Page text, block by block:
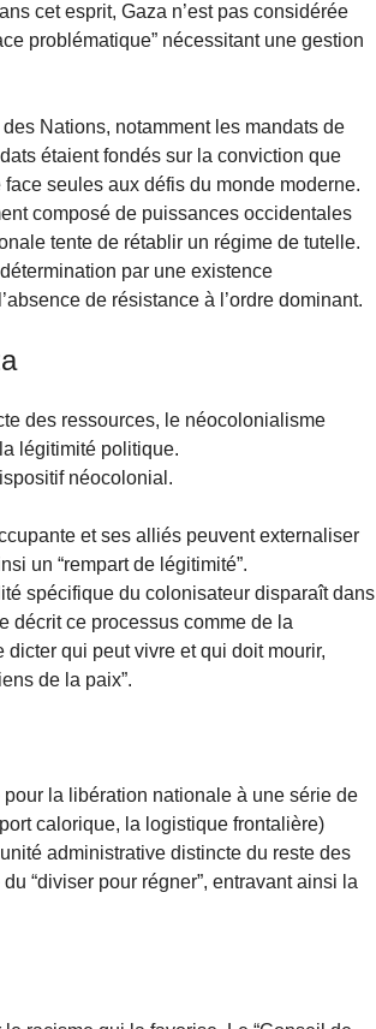
cet esprit, Gaza n’est pas considérée
problématique” nécessitant une gestion
Nations, notamment les mandats de
étaient fondés sur la conviction que
seules aux défis du monde moderne.
composé de puissances occidentales
tente de rétablir un régime de tutelle.
par une existence
de résistance à l’ordre dominant.
des ressources, le néocolonialisme
légitimité politique.
néocolonial.
et ses alliés peuvent externaliser
un “rempart de légitimité”.
spécifique du colonisateur disparaît dans
décrit ce processus comme de la
qui peut vivre et qui doit mourir,
de la paix”.
la libération nationale à une série de
calorique, la logistique frontalière)
administrative distincte du reste des
“diviser pour régner”, entravant ainsi la